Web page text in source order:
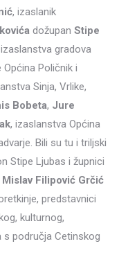
, izaslanik
dožupan Stipe
gradova
Općina Poličnik i
Sinja, Vrlike,
Bobeta, Jure
, izaslanstva Općina
Bili su tu i triljski
Stipe Ljubas i župnici
Mislav Filipović Grčić
predstavnici
kulturnog,
područja Cetinskog